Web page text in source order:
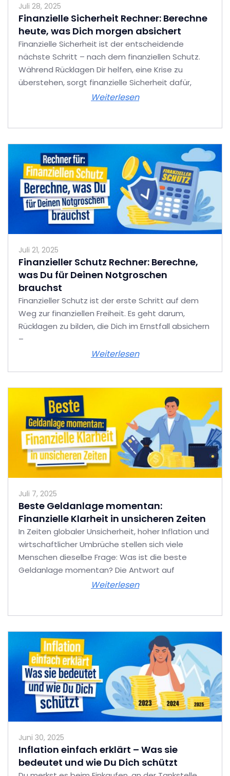
Juli 28, 2025
Finanzielle Sicherheit Rechner: Berechne
heute, was Dich morgen absichert
Finanzielle Sicherheit ist der entscheidende
nächste Schritt – nach dem finanziellen Schutz.
Während Rücklagen Dir helfen, eine Krise zu
überstehen, sorgt finanzielle Sicherheit dafür,
Weiterlesen
Juli 21, 2025
Finanzieller Schutz Rechner: Berechne,
was Du für Deinen Notgroschen
brauchst
Finanzieller Schutz ist der erste Schritt auf dem
Weg zur finanziellen Freiheit. Es geht darum,
Rücklagen zu bilden, die Dich im Ernstfall absichern
–
Weiterlesen
Juli 7, 2025
Beste Geldanlage momentan:
Finanzielle Klarheit in unsicheren Zeiten
In Zeiten globaler Unsicherheit, hoher Inflation und
wirtschaftlicher Umbrüche stellen sich viele
Menschen dieselbe Frage: Was ist die beste
Geldanlage momentan? Die Antwort auf
Weiterlesen
Juni 30, 2025
Inflation einfach erklärt – Was sie
bedeutet und wie Du Dich schützt